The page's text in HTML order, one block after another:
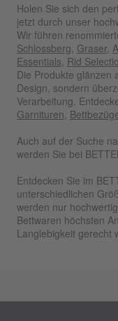
Holen Sie sich den
jetzt durch unser
Wir führen
Schlossberg Graser
Essentials Rid
Die Produkte glänzen
Design, sondern
Verarbeitung.
Garnituren
Auch auf der Suche
werden Sie bei
Entdecken Sie im
unterschiedlichen
werden nur
Bettwaren höchsten
Langlebigkeit gerecht